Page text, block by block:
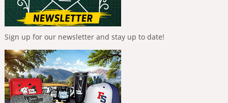
Sign up for our newsletter and stay up to date!